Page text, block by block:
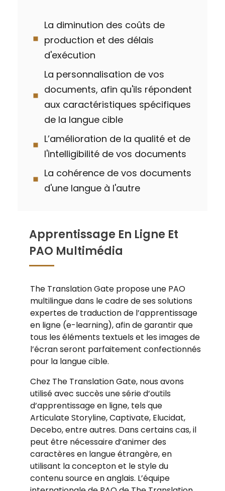
La diminution des coûts de
production et des délais
d'exécution
La personnalisation de vos
documents, afin qu'ils répondent
aux caractéristiques spécifiques
de la langue cible
L’amélioration de la qualité et de
l'intelligibilité de vos documents
La cohérence de vos documents
d'une langue à l'autre
Apprentissage En Ligne Et
PAO Multimédia
The Translation Gate propose une PAO
multilingue dans le cadre de ses solutions
expertes de traduction de l’apprentissage
en ligne (e-learning), afin de garantir que
tous les éléments textuels et les images de
l’écran seront parfaitement confectionnés
pour la langue cible.
Chez The Translation Gate, nous avons
utilisé avec succès une série d’outils
d’apprentissage en ligne, tels que
Articulate Storyline, Captivate, Elucidat,
Decebo, entre autres. Dans certains cas, il
peut être nécessaire d’animer des
caractères en langue étrangère, en
utilisant la concepton et le style du
contenu source en anglais. L’équipe